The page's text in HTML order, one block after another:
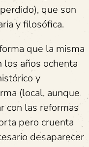
que son
y filosófica.
que la misma
los años ochenta
y
(local, aunque
con las reformas
pero cruenta
desaparecer